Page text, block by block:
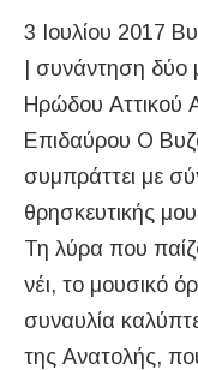
3 Ιουλίου 2017
| συνάντηση δύο
Ηρώδου Αττικού
Επιδαύρου Ο
συμπράττει με
θρησκευτικής
Τη λύρα που
νέι, το μουσικό
συναυλία
της Ανατολής,